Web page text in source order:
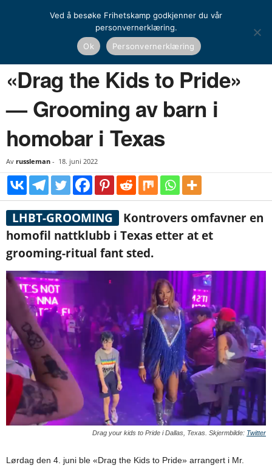
«Drag the Kids to Pride» — Grooming av barn i homobar i...
«Drag the Kids to Pride»
— Grooming av barn i
homobar i Texas
Av russleman - 18. juni 2022
LHBT-GROOMING
Kontrovers omfavner en
homofil nattklubb i Texas etter at et
grooming-ritual fant sted.
Drag your kids to Pride i Dallas, Texas. Skjermbilde: Twitter
Lørdag den 4. juni ble «Drag the Kids to Pride» arrangert i Mr.
Ved å besøke Frihetskamp godkjenner du vår
personvernerklæring.
Ok
Personvernerklæring